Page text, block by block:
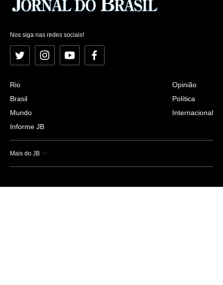
Nos siga nas redes sociais!
Twitter InstagramYouTubeFacebook
Rio
Brasil
Mundo
Informe JB
Opinião
Política
Internacional
Mais do JB
Esportes